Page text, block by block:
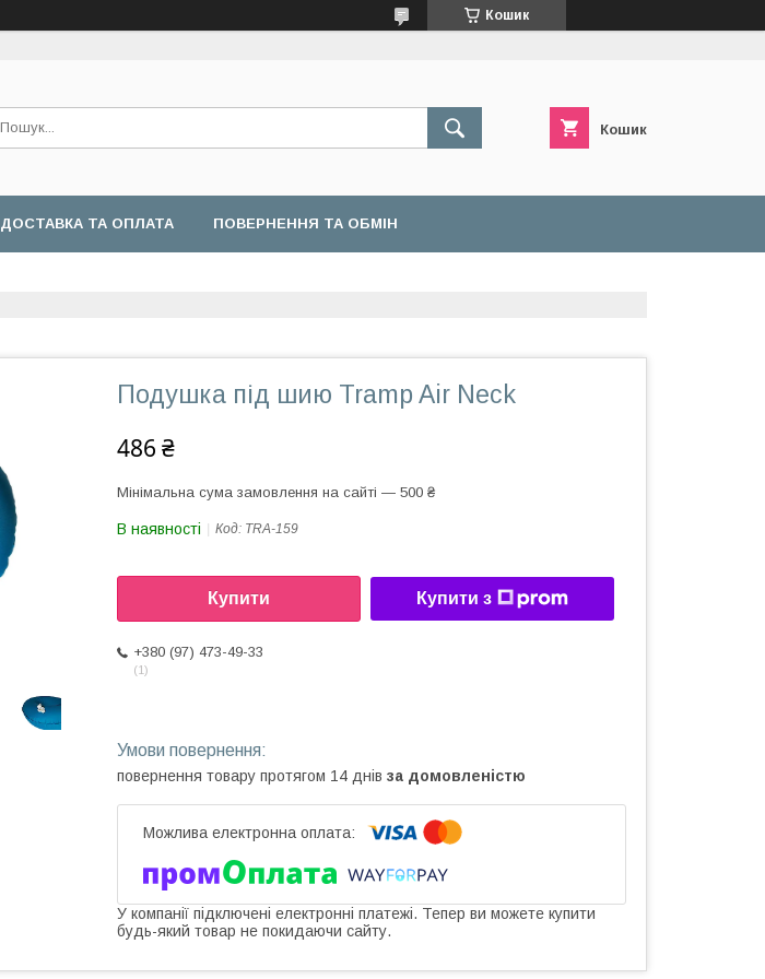
Кошик
Кошик
ДОСТАВКА ТА ОПЛАТА ПОВЕРНЕННЯ ТА ОБМІН
Подушка під шию Tramp Air Neck
486 ₴
Мінімальна сума замовлення на сайті — 500 ₴
В наявності Код: TRA-159
Купити Купити з
+380 (97) 473-49-33
1
повернення товару протягом 14 днів за домовленістю
У компанії підключені електронні платежі. Тепер ви можете купити
будь-який товар не покидаючи сайту.